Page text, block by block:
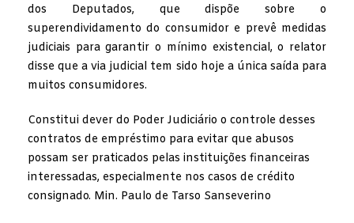
dos Deputados, que dispõe sobre o
superendividamento do consumidor e prevê medidas
judiciais para garantir o mínimo existencial, o relator
disse que a via judicial tem sido hoje a única saída para
muitos consumidores.
Constitui dever do Poder Judiciário o controle desses
contratos de empréstimo para evitar que abusos
possam ser praticados pelas instituições financeiras
interessadas, especialmente nos casos de crédito
consignado. Min. Paulo de Tarso Sanseverino